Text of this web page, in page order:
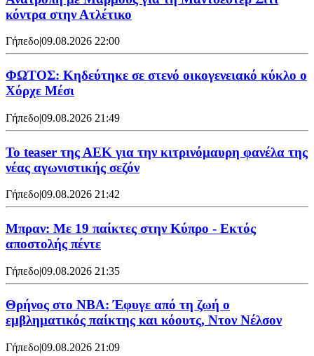
κόντρα στην Ατλέτικο
Γήπεδο|09.08.2026 22:00
ΦΩΤΟΣ: Κηδεύτηκε σε στενό οικογενειακό κύκλο ο
Χόρχε Μέσι
Γήπεδο|09.08.2026 21:49
Το teaser της ΑΕΚ για την κιτρινόμαυρη φανέλα της
νέας αγωνιστικής σεζόν
Γήπεδο|09.08.2026 21:42
Μπραν: Με 19 παίκτες στην Κύπρο - Εκτός
αποστολής πέντε
Γήπεδο|09.08.2026 21:35
Θρήνος στο NBA: Έφυγε από τη ζωή ο
εμβληματικός παίκτης και κόουτς, Ντον Νέλσον
Γήπεδο|09.08.2026 21:09